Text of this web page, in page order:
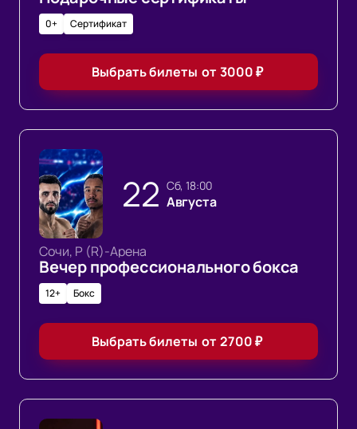
0+ Сертификат
Выбрать билеты от 3000₽
22 сб, 18:00
Августа
Сочи, Р (R)-Арена
Вечер профессионального бокса
12+ Бокс
Выбрать билеты от2700₽